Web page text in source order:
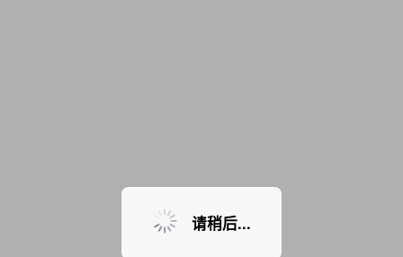
暂无课程，敬请期待
请稍后...